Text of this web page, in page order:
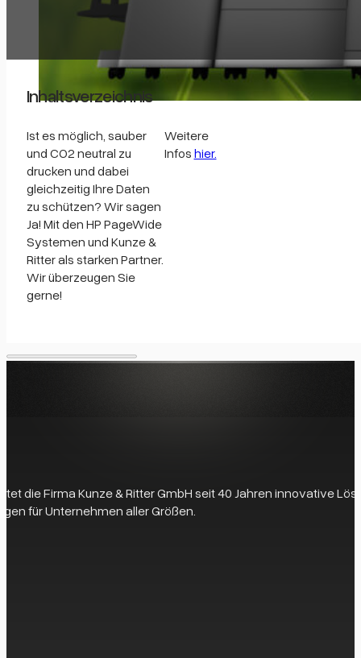
Ist es möglich, sauber
und CO2 neutral zu
drucken und dabei
gleichzeitig Ihre Daten
zu schützen? Wir sagen
Ja! Mit den HP PageWide
Systemen und Kunze &
Ritter als starken Partner.
Wir überzeugen Sie
gerne!
Weitere
Infos hier.
Inhaltsverzeichnis
die Firma Kunze & Ritter GmbH seit 40 Jahren innovative
für Unternehmen aller Größen.